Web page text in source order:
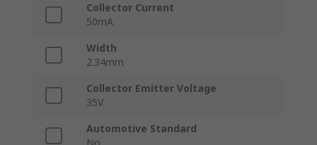
Collector Current
50mA
Width
2.34mm
Collector Emitter Voltage
35V
Automotive Standard